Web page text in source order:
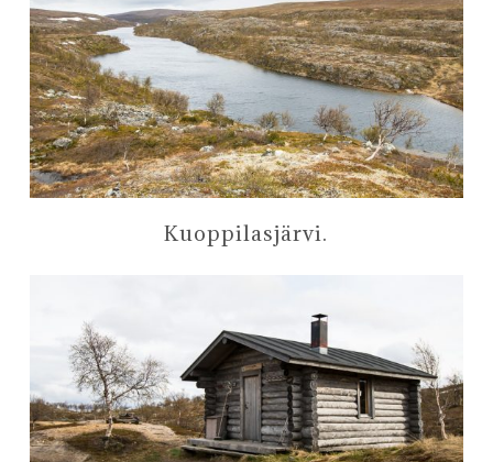
Kuoppilasjärvi.